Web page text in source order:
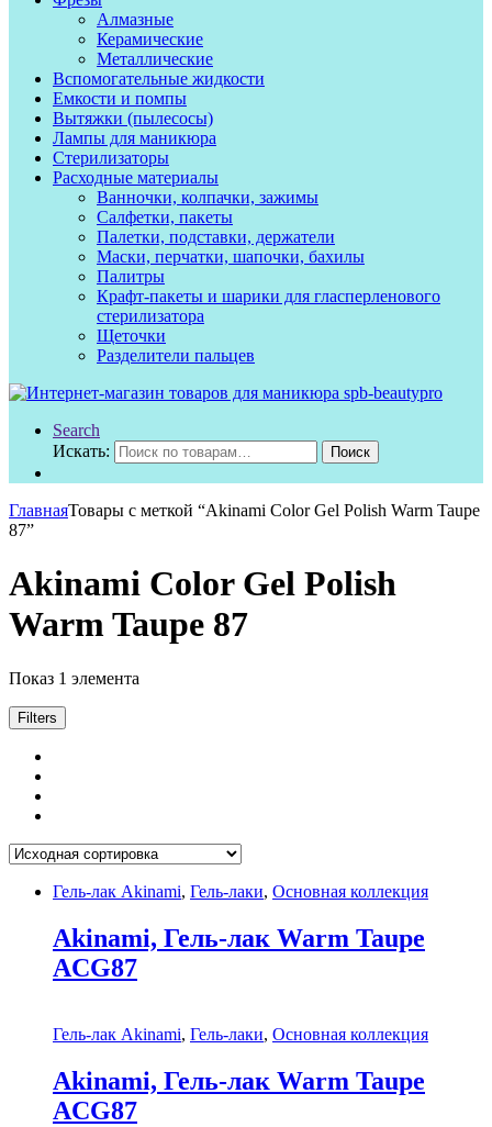
Алмазные
Керамические
Металлические
Вспомогательные жидкости
Емкости и помпы
Вытяжки (пылесосы)
Лампы для маникюра
Стерилизаторы
Расходные материалы
Ванночки, колпачки, зажимы
Салфетки, пакеты
Палетки, подставки, держатели
Маски, перчатки, шапочки, бахилы
Палитры
Крафт-пакеты и шарики для гласперленового
стерилизатора
Щеточки
Разделители пальцев
Search
Искать:
Поиск
ГлавнаяТовары с меткой “Akinami Color Gel Polish Warm Taupe
87”
Akinami Color Gel Polish
Warm Taupe 87
Показ 1 элемента
Filters
Гель-лак Akinami, Гель-лаки, Основная коллекция
Akinami, Гель-лак Warm Taupe
ACG87
Гель-лак Akinami, Гель-лаки, Основная коллекция
Akinami, Гель-лак Warm Taupe
ACG87